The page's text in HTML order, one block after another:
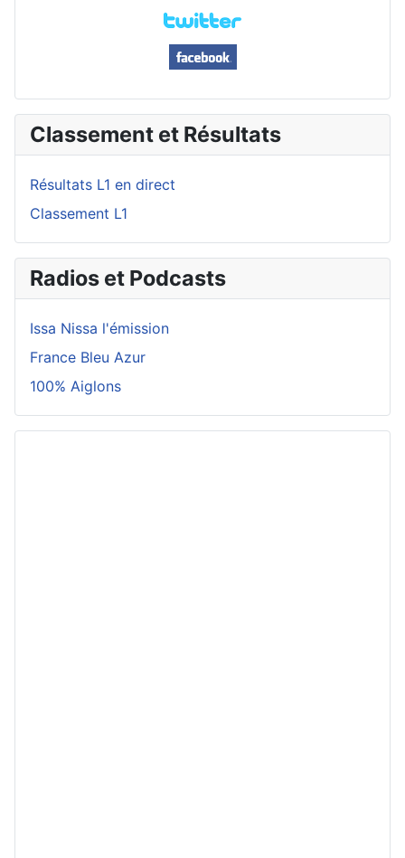
Classement et Résultats
Résultats L1 en direct
Classement L1
Radios et Podcasts
Issa Nissa l'émission
France Bleu Azur
100% Aiglons